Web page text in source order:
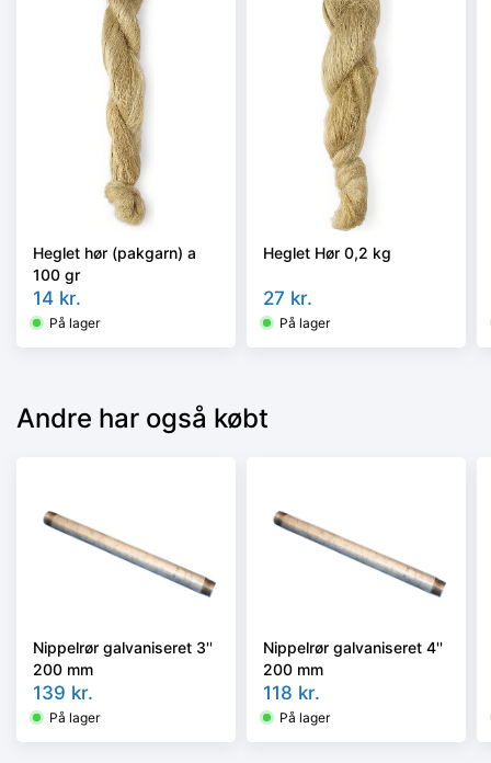
Heglet hør (pakgarn) a
100 gr
14 kr.
På lager
Heglet Hør 0,2 kg
27 kr.
På lager
Andre har også købt
Nippelrør galvaniseret 3''
200 mm
139 kr.
På lager
Nippelrør galvaniseret 4''
200 mm
118 kr.
På lager